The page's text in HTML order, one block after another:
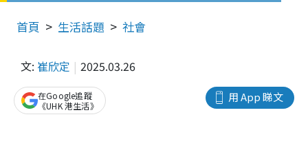
首頁 生活話題 社會
文: 崔欣定 2025.03.26
用 App 睇文
在Google追蹤
《UHK 港生活》